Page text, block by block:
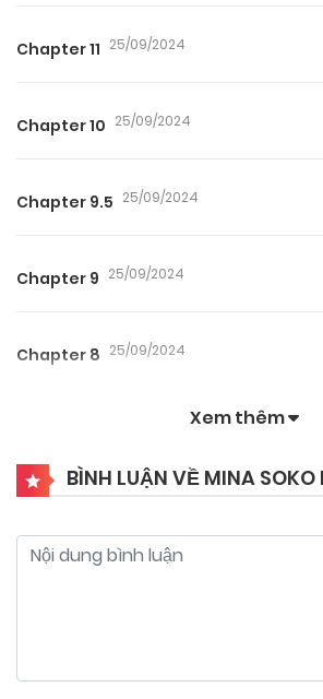
Chapter 11 25/09/2024
Chapter 10 25/09/2024
Chapter 9.5 25/09/2024
Chapter 9 25/09/2024
Chapter 8 25/09/2024
Xem thêm
BÌNH LUẬN VỀ MINA SOKO